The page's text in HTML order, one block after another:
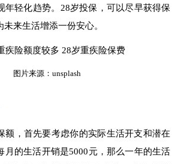
年轻化趋势。28岁投保，可以尽早获得保
来生活增添一份安心。
图片来源：unsplash
额，首先要考虑你的实际生活开支和潜在
月的生活开销是5000元，那么一年的生活